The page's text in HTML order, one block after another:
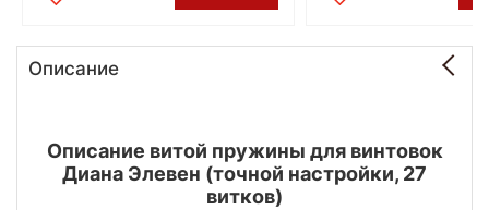
Описание
Описание витой пружины для винтовок
Диана Элевен (точной настройки, 27
витков)